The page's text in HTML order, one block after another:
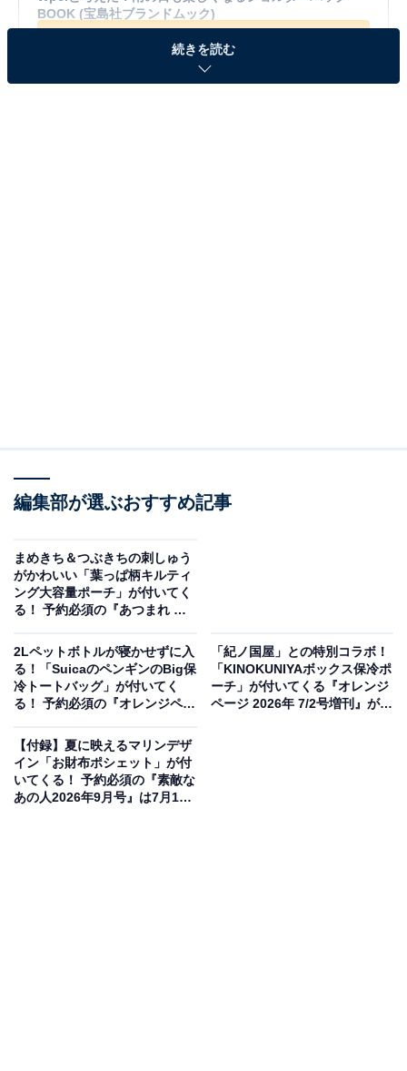
BOOK (宝島社ブランドムック)
Amazonで見る
Wpc.と考えた！雨の日も楽しくなるショルダーバッグBOOK（画像出典：
Amazon）
宝島社から6月18日に発売される『Wpc.と考えた！雨の
円）。付録として、「ショルダーバッグ」が付いてきま
す。
続きを読む
編集部が選ぶおすすめ記事
まめきち＆つぶきちの刺しゅう
がかわいい「葉っぱ柄キルティ
ング大容量ポーチ」が付いてく
る！ 予約必須の『あつまれ ど
葉っぱ柄キルティング大容量ポ
ーチ SPECIAL BOOK』は7月
17日発売
2Lペットボトルが寝かせずに入
る！「SuicaのペンギンのBig保
冷トートバッグ」が付いてく
る！ 予約必須の『オレンジペー
日発売
「紀ノ国屋」との特別コラボ！
「KINOKUNIYAボックス保冷ポ
ーチ」が付いてくる『オレンジ
ページ 2026年 7/2号増刊』が6
【付録】夏に映えるマリンデザ
イン「お財布ポシェット」が付
いてくる！ 予約必須の『素敵な
あの人2026年9月号』は7月15